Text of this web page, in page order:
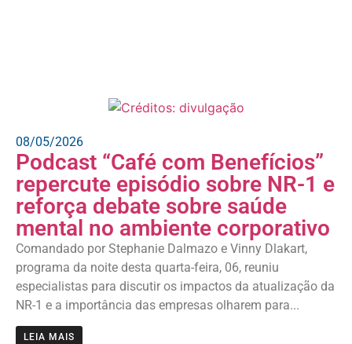
08/05/2026
Podcast “Café com Benefícios”
repercute episódio sobre NR-1 e
reforça debate sobre saúde
mental no ambiente corporativo
Comandado por Stephanie Dalmazo e Vinny Dlakart,
programa da noite desta quarta-feira, 06, reuniu
especialistas para discutir os impactos da atualização da
NR-1 e a importância das empresas olharem para...
LEIA MAIS